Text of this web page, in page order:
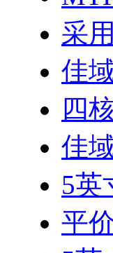
采
佳
四
佳
5英
平